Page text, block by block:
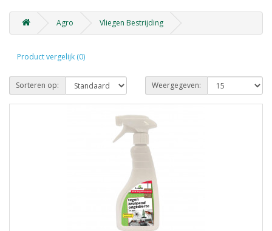
Agro Vliegen Bestrijding
Product vergelijk (0)
Sorteren op: Weergegeven: